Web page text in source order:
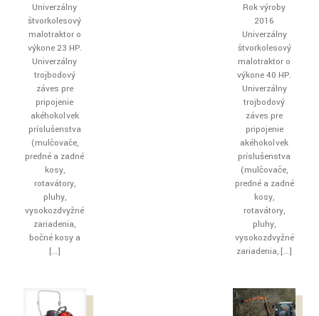
Univerzálny
štvorkolesový
malotraktor o
výkone 23 HP.
Univerzálny
trojbodový
záves pre
pripojenie
akéhokoľvek
príslušenstva
(mulčovače,
predné a zadné
kosy,
rotavátory,
pluhy,
vysokozdvyžné
zariadenia,
bočné kosy a
[…]
Rok výroby
2016
Univerzálny
štvorkolesový
malotraktor o
výkone 40 HP.
Univerzálny
trojbodový
záves pre
pripojenie
akéhokoľvek
príslušenstva
(mulčovače,
predné a zadné
kosy,
rotavátory,
pluhy,
vysokozdvyžné
zariadenia, […]